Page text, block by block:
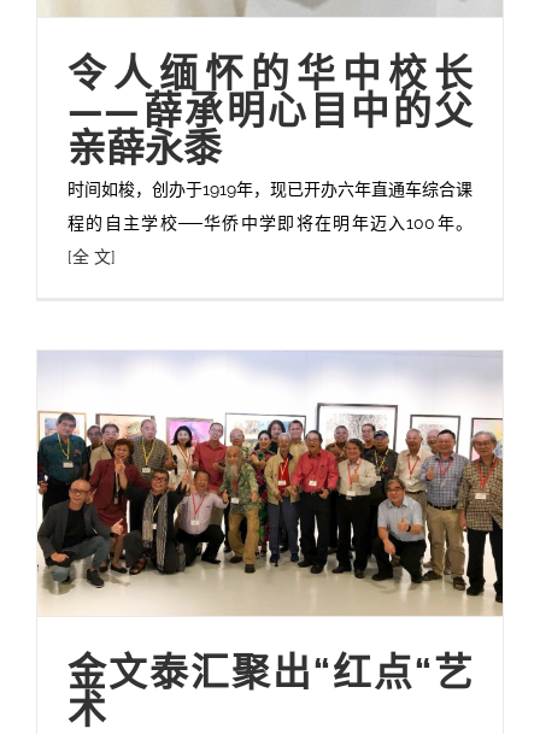
令人缅怀的华中校长
——薛承明心目中的父
亲薛永黍
时间如梭，创办于1919年，现已开办六年直通车综合课
程的自主学校──华侨中学即将在明年迈入100年。
[全 文]
金文泰汇聚出“红点“艺
术